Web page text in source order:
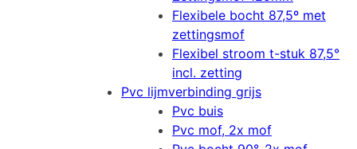
Flexibele bocht 87,5º met
zettingsmof
Flexibel stroom t-stuk 87,5°
incl. zetting
Pvc lijmverbinding grijs
Pvc buis
Pvc mof, 2x mof